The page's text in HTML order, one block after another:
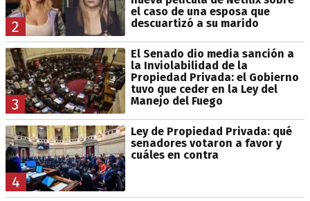
2
el caso de una esposa que
descuartizó a su marido
3
El Senado dio media sanción a
la Inviolabilidad de la
Propiedad Privada: el Gobierno
tuvo que ceder en la Ley del
Manejo del Fuego
4
Ley de Propiedad Privada: qué
senadores votaron a favor y
cuáles en contra